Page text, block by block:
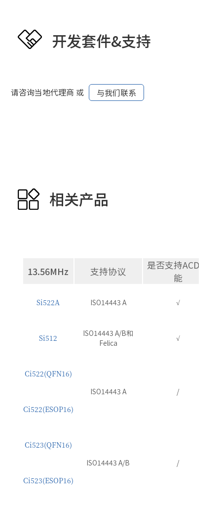
开发套件&支持
请咨询当地代理商 或 与我们联系
相关产品
13.56MHz 支持协议
是否支持ACD功
能
Si522A ISO14443 A √
Si512
ISO14443 A/B和
Felica
√
Ci522(QFN16)
ISO14443 A
/
Ci522(ESOP16)
Ci523(QFN16)
ISO14443 A/B
/
Ci523(ESOP16)